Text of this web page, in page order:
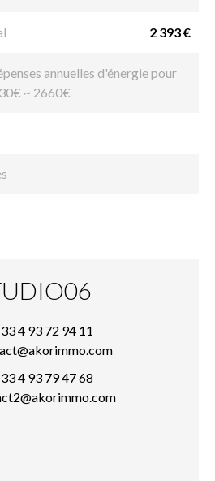
2 393 €
annuelles d'énergie pour
~ 2660€
4 93 72 94 11
4 93 79 47 68